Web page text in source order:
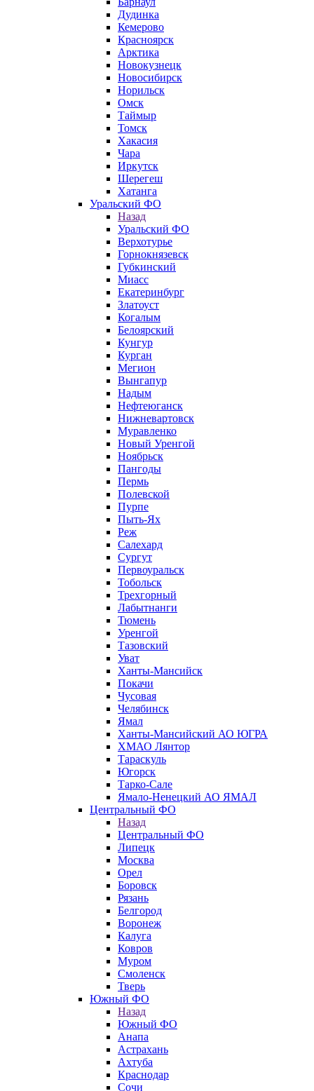
Дудинка
Кемерово
Красноярск
Арктика
Новокузнецк
Новосибирск
Норильск
Омск
Таймыр
Томск
Хакасия
Чара
Иркутск
Шерегеш
Хатанга
Уральский ФО
Назад
Уральский ФО
Верхотурье
Горнокнязевск
Губкинский
Миасс
Екатеринбург
Златоуст
Когалым
Белоярский
Кунгур
Курган
Мегион
Вынгапур
Надым
Нефтеюганск
Нижневартовск
Муравленко
Новый Уренгой
Ноябрьск
Пангоды
Пермь
Полевской
Пурпе
Пыть-Ях
Реж
Салехард
Сургут
Первоуральск
Тобольск
Трехгорный
Лабытнанги
Тюмень
Уренгой
Тазовский
Уват
Ханты-Мансийск
Покачи
Чусовая
Челябинск
Ямал
Ханты-Мансийский АО ЮГРА
ХМАО Лянтор
Тараскуль
Югорск
Тарко-Сале
Ямало-Ненецкий АО ЯМАЛ
Центральный ФО
Назад
Центральный ФО
Липецк
Москва
Орел
Боровск
Рязань
Белгород
Воронеж
Калуга
Ковров
Муром
Смоленск
Тверь
Южный ФО
Назад
Южный ФО
Анапа
Астрахань
Ахтуба
Краснодар
Сочи